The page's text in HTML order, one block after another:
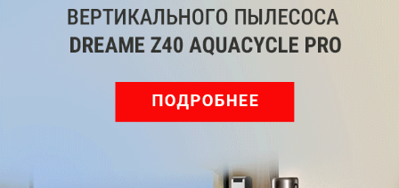
Была ли статья интересна?
с самыми популярными статьями